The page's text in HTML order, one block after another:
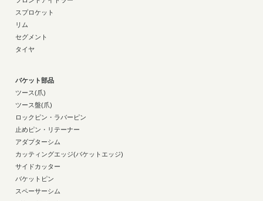
スプロケット
リム
セグメント
タイヤ
バケット部品
ツース(爪)
ツース盤(爪)
ロックピン・ラバーピン
止めピン・リテーナー
アダプターシム
カッティングエッジ(バケットエッジ)
サイドカッター
バケットピン
スペーサーシム